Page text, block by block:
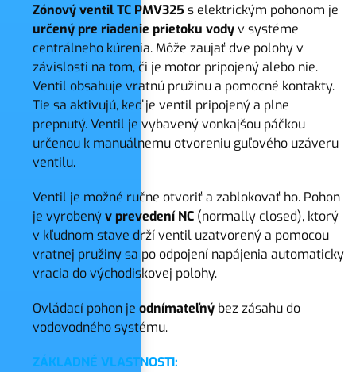
Zónový ventil TC PMV325 s elektrickým pohonom je
určený pre riadenie prietoku vodyv systéme
centrálneho kúrenia. Môže zaujať dve polohy v
závislosti na tom, či je motor pripojený alebo nie.
Ventil obsahuje vratnú pružinu a pomocné kontakty.
Tie sa aktivujú, keď je ventil pripojený a plne
prepnutý. Ventil je vybavený vonkajšou páčkou
určenou k manuálnemu otvoreniu guľového uzáveru
ventilu.
Ventil je možné ručne otvoriť a zablokovať ho. Pohon
je vyrobenýv prevedení NC (normally closed), ktorý
v kľudnom stave drží ventil uzatvorený a pomocou
vratnej pružiny sa po odpojení napájenia automaticky
vracia do východiskovej polohy.
Ovládací pohon jeodnímateľný bez zásahu do
vodovodného systému.
ZÁKLADNÉ VLASTNOSTI: